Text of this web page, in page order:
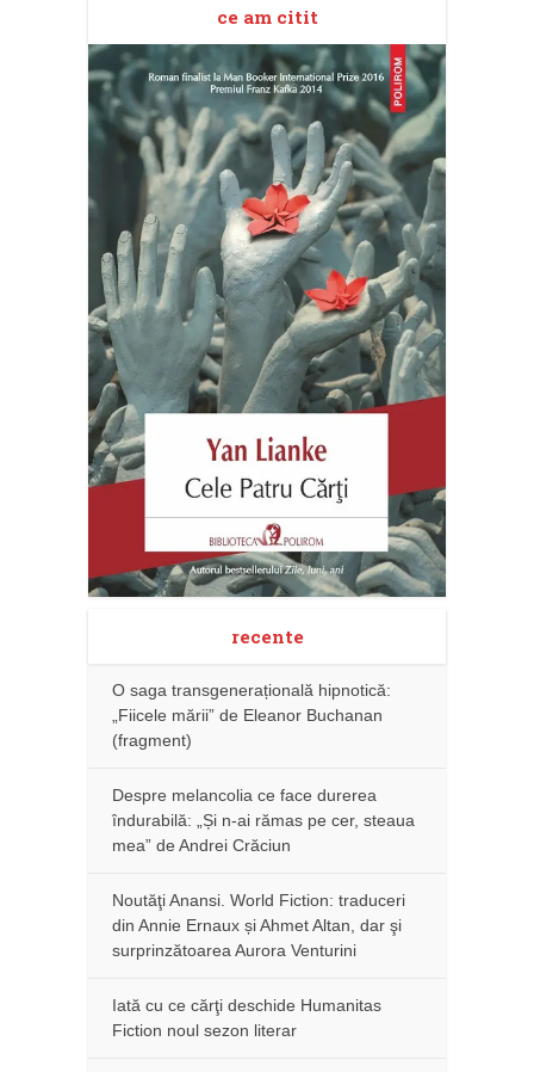
ce am citit
recente
O saga transgenerațională hipnotică:
„Fiicele mării” de Eleanor Buchanan
(fragment)
Despre melancolia ce face durerea
îndurabilă: „Și n-ai rămas pe cer, steaua
mea” de Andrei Crăciun
Noutăţi Anansi. World Fiction: traduceri
din Annie Ernaux și Ahmet Altan, dar şi
surprinzătoarea Aurora Venturini
Iată cu ce cărţi deschide Humanitas
Fiction noul sezon literar